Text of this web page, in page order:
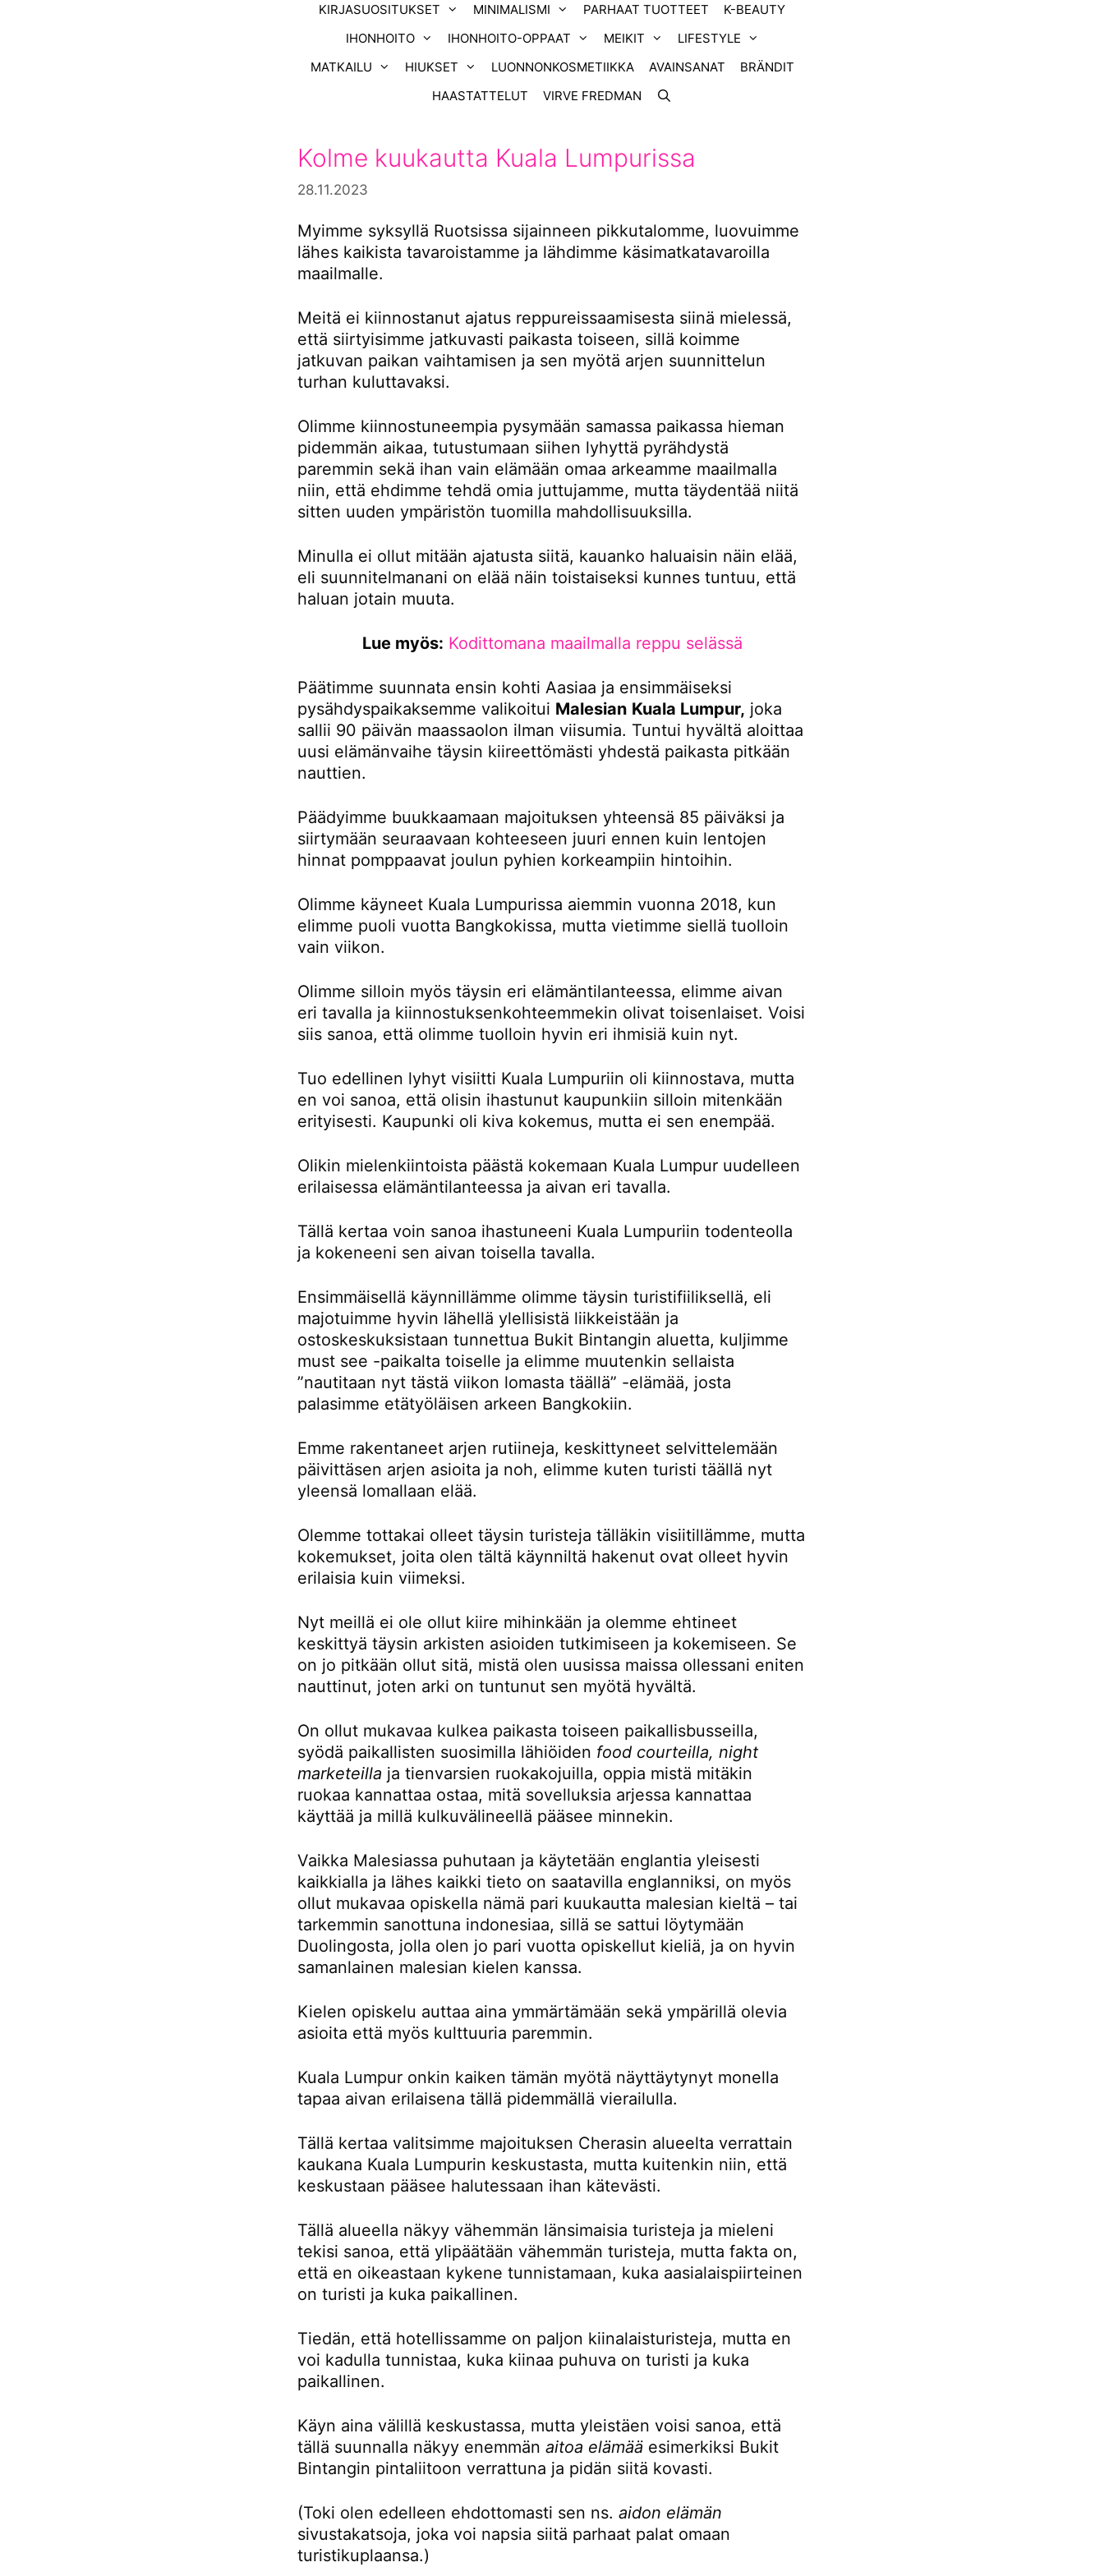
KIRJASUOSITUKSET MINIMALISMI PARHAAT TUOTTEET
K-BEAUTY
IHONHOITO
IHONHOITO-OPPAAT MEIKIT
LIFESTYLE
MATKAILU
HIUKSET LUONNONKOSMETIIKKA AVAINSANAT
BRÄNDIT
HAASTATTELUT
VIRVE FREDMAN
Kolme kuukautta Kuala Lumpurissa
28.11.2023
Myimme syksyllä Ruotsissa sijainneen pikkutalomme, luovuimme
lähes kaikista tavaroistamme ja lähdimme käsimatkatavaroilla
maailmalle.
Meitä ei kiinnostanut ajatus reppureissaamisesta siinä mielessä,
että siirtyisimme jatkuvasti paikasta toiseen, sillä koimme
jatkuvan paikan vaihtamisen ja sen myötä arjen suunnittelun
turhan kuluttavaksi.
Olimme kiinnostuneempia pysymään samassa paikassa hieman
pidemmän aikaa, tutustumaan siihen lyhyttä pyrähdystä
paremmin sekä ihan vain elämään omaa arkeamme maailmalla
niin, että ehdimme tehdä omia juttujamme, mutta täydentää niitä
sitten uuden ympäristön tuomilla mahdollisuuksilla.
Minulla ei ollut mitään ajatusta siitä, kauanko haluaisin näin elää,
eli suunnitelmanani on elää näin toistaiseksi kunnes tuntuu, että
haluan jotain muuta.
Lue myös: Kodittomana maailmalla reppu selässä
Päätimme suunnata ensin kohti Aasiaa ja ensimmäiseksi
pysähdyspaikaksemme valikoitui Malesian Kuala Lumpur, joka
sallii 90 päivän maassaolon ilman viisumia. Tuntui hyvältä aloittaa
uusi elämänvaihe täysin kiireettömästi yhdestä paikasta pitkään
nauttien.
Päädyimme buukkaamaan majoituksen yhteensä 85 päiväksi ja
siirtymään seuraavaan kohteeseen juuri ennen kuin lentojen
hinnat pomppaavat joulun pyhien korkeampiin hintoihin.
Olimme käyneet Kuala Lumpurissa aiemmin vuonna 2018, kun
elimme puoli vuotta Bangkokissa, mutta vietimme siellä tuolloin
vain viikon.
Olimme silloin myös täysin eri elämäntilanteessa, elimme aivan
eri tavalla ja kiinnostuksenkohteemmekin olivat toisenlaiset. Voisi
siis sanoa, että olimme tuolloin hyvin eri ihmisiä kuin nyt.
Tuo edellinen lyhyt visiitti Kuala Lumpuriin oli kiinnostava, mutta
en voi sanoa, että olisin ihastunut kaupunkiin silloin mitenkään
erityisesti. Kaupunki oli kiva kokemus, mutta ei sen enempää.
Olikin mielenkiintoista päästä kokemaan Kuala Lumpur uudelleen
erilaisessa elämäntilanteessa ja aivan eri tavalla.
Tällä kertaa voin sanoa ihastuneeni Kuala Lumpuriin todenteolla
ja kokeneeni sen aivan toisella tavalla.
Ensimmäisellä käynnillämme olimme täysin turistifiiliksellä, eli
majotuimme hyvin lähellä ylellisistä liikkeistään ja
ostoskeskuksistaan tunnettua Bukit Bintangin aluetta, kuljimme
must see -paikalta toiselle ja elimme muutenkin sellaista
”nautitaan nyt tästä viikon lomasta täällä” -elämää, josta
palasimme etätyöläisen arkeen Bangkokiin.
Emme rakentaneet arjen rutiineja, keskittyneet selvittelemään
päivittäsen arjen asioita ja noh, elimme kuten turisti täällä nyt
yleensä lomallaan elää.
Olemme tottakai olleet täysin turisteja tälläkin visiitillämme, mutta
kokemukset, joita olen tältä käynniltä hakenut ovat olleet hyvin
erilaisia kuin viimeksi.
Nyt meillä ei ole ollut kiire mihinkään ja olemme ehtineet
keskittyä täysin arkisten asioiden tutkimiseen ja kokemiseen. Se
on jo pitkään ollut sitä, mistä olen uusissa maissa ollessani eniten
nauttinut, joten arki on tuntunut sen myötä hyvältä.
On ollut mukavaa kulkea paikasta toiseen paikallisbusseilla,
syödä paikallisten suosimilla lähiöiden food courteilla, night
marketeilla ja tienvarsien ruokakojuilla, oppia mistä mitäkin
ruokaa kannattaa ostaa, mitä sovelluksia arjessa kannattaa
käyttää ja millä kulkuvälineellä pääsee minnekin.
Vaikka Malesiassa puhutaan ja käytetään englantia yleisesti
kaikkialla ja lähes kaikki tieto on saatavilla englanniksi, on myös
ollut mukavaa opiskella nämä pari kuukautta malesian kieltä – tai
tarkemmin sanottuna indonesiaa, sillä se sattui löytymään
Duolingosta, jolla olen jo pari vuotta opiskellut kieliä, ja on hyvin
samanlainen malesian kielen kanssa.
Kielen opiskelu auttaa aina ymmärtämään sekä ympärillä olevia
asioita että myös kulttuuria paremmin.
Kuala Lumpur onkin kaiken tämän myötä näyttäytynyt monella
tapaa aivan erilaisena tällä pidemmällä vierailulla.
Tällä kertaa valitsimme majoituksen Cherasin alueelta verrattain
kaukana Kuala Lumpurin keskustasta, mutta kuitenkin niin, että
keskustaan pääsee halutessaan ihan kätevästi.
Tällä alueella näkyy vähemmän länsimaisia turisteja ja mieleni
tekisi sanoa, että ylipäätään vähemmän turisteja, mutta fakta on,
että en oikeastaan kykene tunnistamaan, kuka aasialaispiirteinen
on turisti ja kuka paikallinen.
Tiedän, että hotellissamme on paljon kiinalaisturisteja, mutta en
voi kadulla tunnistaa, kuka kiinaa puhuva on turisti ja kuka
paikallinen.
Käyn aina välillä keskustassa, mutta yleistäen voisi sanoa, että
tällä suunnalla näkyy enemmän aitoa elämää esimerkiksi Bukit
Bintangin pintaliitoon verrattuna ja pidän siitä kovasti.
(Toki olen edelleen ehdottomasti sen ns. aidon elämän
sivustakatsoja, joka voi napsia siitä parhaat palat omaan
turistikuplaansa.)